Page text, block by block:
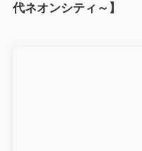
代ネオンシティ～】